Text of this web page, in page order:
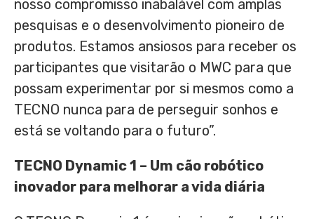
nosso compromisso inabalável com amplas
pesquisas e o desenvolvimento pioneiro de
produtos. Estamos ansiosos para receber os
participantes que visitarão o MWC para que
possam experimentar por si mesmos como a
TECNO nunca para de perseguir sonhos e
está se voltando para o futuro”.
TECNO Dynamic 1 – Um cão robótico
inovador para melhorar a vida diária